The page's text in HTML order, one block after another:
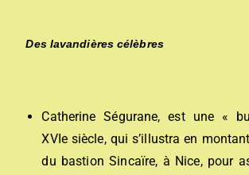
Des lavandières célèbres
Catherine Ségurane, est une «
XVI e siècle, qui s’illustra en
du bastion Sincaïre, à Nice, pour